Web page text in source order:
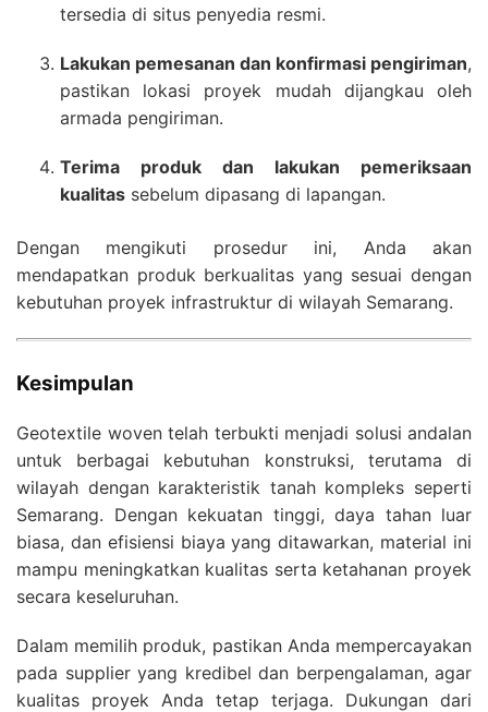
tersedia di situs penyedia resmi.
Lakukan pemesanan dan konfirmasi pengiriman,
pastikan lokasi proyek mudah dijangkau oleh
armada pengiriman.
Terima produk dan lakukan pemeriksaan
kualitas sebelum dipasang di lapangan.
Dengan mengikuti prosedur ini, Anda akan
mendapatkan produk berkualitas yang sesuai dengan
kebutuhan proyek infrastruktur di wilayah Semarang.
Kesimpulan
Geotextile woven telah terbukti menjadi solusi andalan
untuk berbagai kebutuhan konstruksi, terutama di
wilayah dengan karakteristik tanah kompleks seperti
Semarang. Dengan kekuatan tinggi, daya tahan luar
biasa, dan efisiensi biaya yang ditawarkan, material ini
mampu meningkatkan kualitas serta ketahanan proyek
secara keseluruhan.
Dalam memilih produk, pastikan Anda mempercayakan
pada supplier yang kredibel dan berpengalaman, agar
kualitas proyek Anda tetap terjaga. Dukungan dari